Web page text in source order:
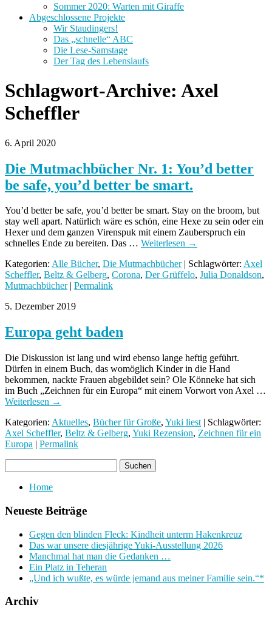
Sommer 2020: Warten mit Giraffe
Abgeschlossene Projekte
Wir Staudingers!
Das „schnelle“ ABC
Die Lese-Samstage
Der Tag des Lebenslaufs
Schlagwort-Archive: Axel
Scheffler
6. April 2020
Die Mutmachbücher Nr. 1: You’d better
be safe, you’d better be smart.
You’d better be safe, you’d better be smart. Stay on the broom, but
stay well apart. Natürlich wäre es schön, eine Hexe zu sein oder ein
Hexer und dem ganzen Virenspuk mit einem Zauberspruch ein
schnelles Ende zu bereiten. Das … Weiterlesen →
Kategorien: Alle Bücher, Die Mutmachbücher| Schlagwörter: Axel
Scheffler, Beltz & Gelberg, Corona, Der Grüffelo, Julia Donaldson,
Mutmachbücher| Permalink
5. Dezember 2019
Europa geht baden
Die Diskussion ist lang und wird ebenso lange heftig geführt.
Dürfen in einem Buch, das womöglich Kinder in die Hand
bekommen, nackte Frauen abgebildet sein? Ole Könneke hat sich
im Buch „Zeichnen für ein Europa“ mit einem Vorwort von Axel …
Weiterlesen →
Kategorien: Aktuelles, Bücher für Große, Yuki liest | Schlagwörter:
Axel Scheffler, Beltz & Gelberg, Yuki Rezension, Zeichnen für ein
Europa | Permalink
Home
Neueste Beiträge
Gegen den blinden Fleck: Kindheit unterm Hakenkreuz
Das war unsere diesjährige Yuki-Ausstellung 2026
Manchmal hat man die Gedanken …
Ein Platz in Teheran
„Und ich wußte, es würde jemand aus meiner Familie sein.“*
Archiv